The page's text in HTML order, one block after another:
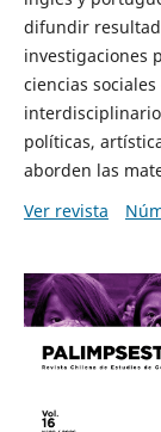
difundir
investigaciones
ciencias
políticas,
aborden las
Ver revista